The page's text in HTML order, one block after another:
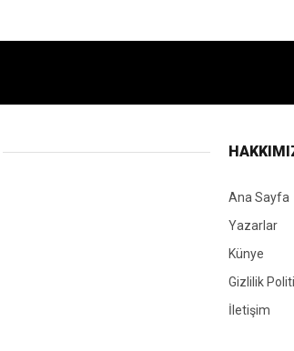
Ana Sayfa
Yazarlar
Künye
Gizlilik
İletişim